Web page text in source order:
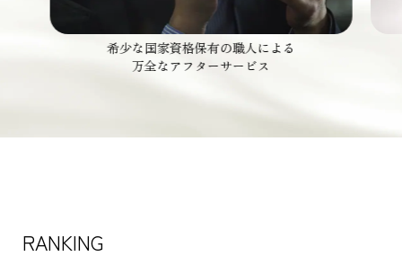
希少な国家資格保有の職人による
万全なアフターサービス
RANKING